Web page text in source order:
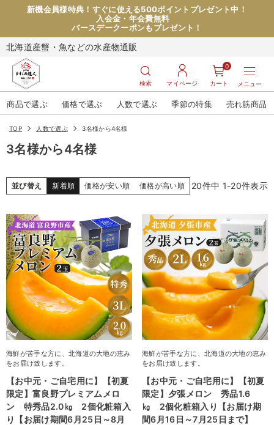
新機会員様特典！すぐに使える500ポイントプレゼント中！
入会金・年会費無料
バースデークーポンもプレゼント！
北海道産蟹・魚などの水産物通販
検索 マイページ カート
0
メニュー
商品で選ぶ 価格で選ぶ 人数で選ぶ 季節の特集 売れ筋商品
TOP 人数で選ぶ 3名様から4名様
3名様から4名様
並び替え 新着順 価格が安い順 価格が高い順 20件中 1-20件表示
海鮮が苦手な方に、北海道の大地の恵み
をお届け致します。
【お中元・ご自宅用に】【初夏
限定】富良野プレミアムメロ
ン 特秀品2.0㎏ 2個化粧箱入
り【お届け期間6月25日～8月
海鮮が苦手な方に、北海道の大地の恵み
をお届け致します。
【お中元・ご自宅用に】【初夏
限定】夕張メロン 秀品1.6
㎏ 2個化粧箱入り【お届け期
間6月16日～7月25日まで】